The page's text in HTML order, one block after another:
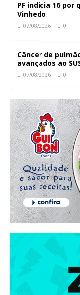
PF indicia 16 por
Vinhedo
07/08/2026 0
Câncer de
avançados ao
07/08/2026 0